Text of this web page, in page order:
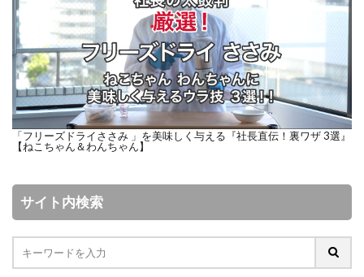
「フリーズドライささみ 」を美味しく与える『社長直伝！裏ワザ 3選』
【ねこちゃん＆わんちゃん】
サイト内検索